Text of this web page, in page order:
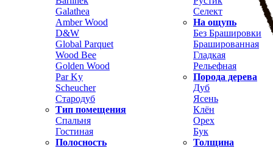
Galathea
Amber Wood
D&W
Global Parquet
Wood Bee
Golden Wood
Par Ky
Scheucher
Стародуб
Тип помещения
Спальня
Гостиная
Полосность
Селект
На ощупь
Без Брашировки
Брашированная
Гладкая
Рельефная
Порода дерева
Дуб
Ясень
Клён
Орех
Бук
Толщина